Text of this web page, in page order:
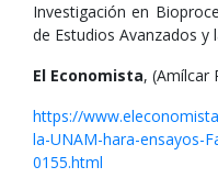
Investigación en
de Estudios Avanzados y
El Economista, (Amílcar
https://
la-UNAM-hara-ensayos-
0155.html